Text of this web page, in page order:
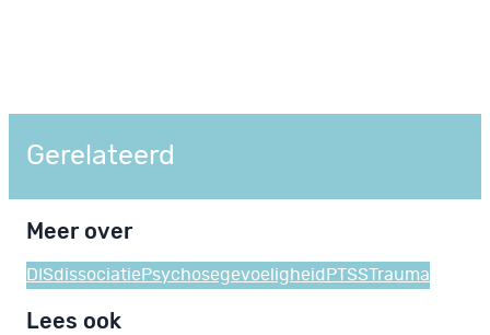
Gerelateerd
Meer over
DISdissociatie Psychosegevoeligheid PTSSTrauma
Lees ook